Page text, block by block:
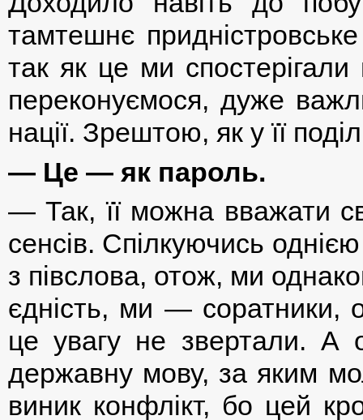
тамтешнє
так як це ми
переконуємося, дуже
нації. Зрештою, як у її
— Це — як пароль.
— Так, її можна вважати
сенсів. Спілкуючись
з півслова, отож, ми
єдність, ми — соратники,
це увагу не звертали. А
державну мову, за яким
виник конфлікт, бо цей